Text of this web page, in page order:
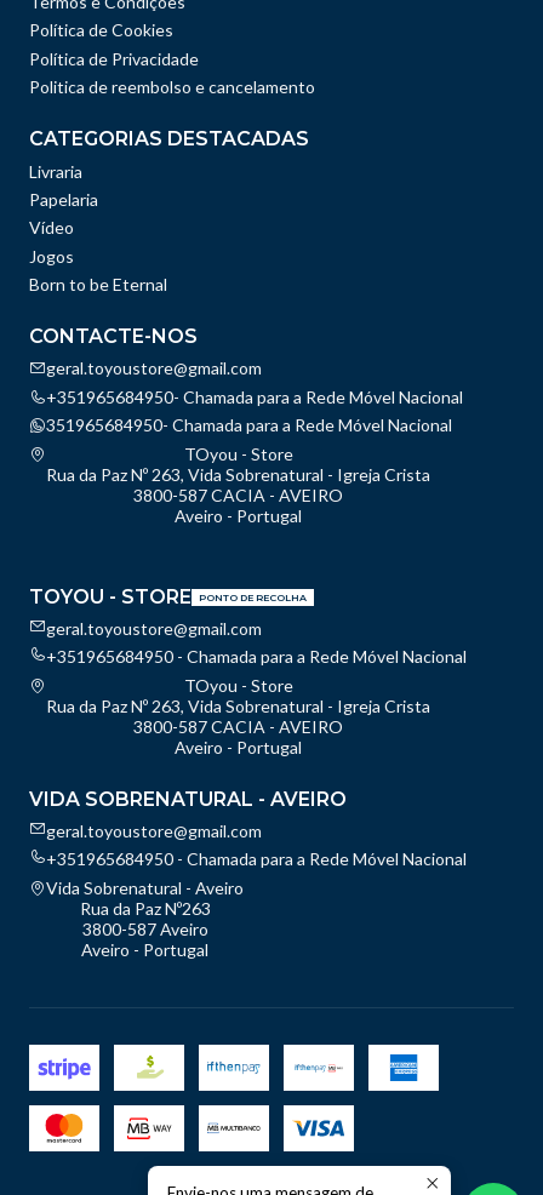
Política de Cookies
Política de Privacidade
Politica de reembolso e cancelamento
CATEGORIAS DESTACADAS
Livraria
Papelaria
Vídeo
Jogos
Born to be Eternal
CONTACTE-NOS
geral.toyoustore@gmail.com
+351965684950- Chamada para a Rede Móvel Nacional
351965684950- Chamada para a Rede Móvel Nacional
TOyou - Store
Rua da Paz Nº 263, Vida Sobrenatural - Igreja Crista
3800-587 CACIA - AVEIRO
Aveiro - Portugal
TOYOU - STORE PONTO DE RECOLHA
geral.toyoustore@gmail.com
+351965684950 - Chamada para a Rede Móvel Nacional
TOyou - Store
Rua da Paz Nº 263, Vida Sobrenatural - Igreja Crista
3800-587 CACIA - AVEIRO
Aveiro - Portugal
VIDA SOBRENATURAL - AVEIRO
geral.toyoustore@gmail.com
+351965684950 - Chamada para a Rede Móvel Nacional
Vida Sobrenatural - Aveiro
Rua da Paz Nº263
3800-587 Aveiro
Aveiro - Portugal